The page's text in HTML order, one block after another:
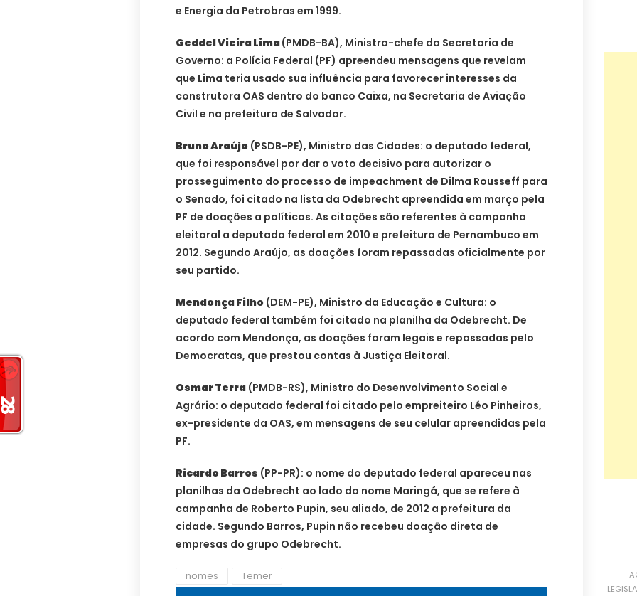
e Energia da Petrobras em 1999.
Geddel Vieira Lima(PMDB-BA), Ministro-chefe da Secretaria de
Governo: a Polícia Federal (PF) apreendeu mensagens que revelam
que Lima teria usado sua influência para favorecer interesses da
construtora OAS dentro do banco Caixa, na Secretaria de Aviação
Civil e na prefeitura de Salvador.
Bruno Araújo (PSDB-PE), Ministro das Cidades: o deputado federal,
que foi responsável por dar o voto decisivo para autorizar o
prosseguimento do processo de impeachment de Dilma Rousseff para
o Senado, foi citado na lista da Odebrecht apreendida em março pela
PF de doações a políticos. As citações são referentes à campanha
eleitoral a deputado federal em 2010 e prefeitura de Pernambuco em
2012. Segundo Araújo, as doações foram repassadas oficialmente por
seu partido.
Mendonça Filho (DEM-PE), Ministro da Educação e Cultura: o
deputado federal também foi citado na planilha da Odebrecht. De
acordo com Mendonça, as doações foram legais e repassadas pelo
Democratas, que prestou contas à Justiça Eleitoral.
Osmar Terra (PMDB-RS), Ministro do Desenvolvimento Social e
Agrário: o deputado federal foi citado pelo empreiteiro Léo Pinheiros,
ex-presidente da OAS, em mensagens de seu celular apreendidas pela
PF.
Ricardo Barros (PP-PR): o nome do deputado federal apareceu nas
planilhas da Odebrecht ao lado do nome Maringá, que se refere à
campanha de Roberto Pupin, seu aliado, de 2012 a prefeitura da
cidade. Segundo Barros, Pupin não recebeu doação direta de
empresas do grupo Odebrecht.
nomes Temer